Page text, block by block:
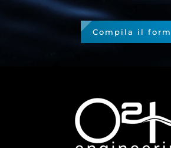
Compila il form